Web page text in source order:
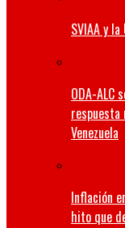
SVIAA y
ODA-ALC
Venezuela
Inflación
hito que